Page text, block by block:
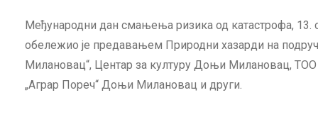
Међународни дан смањења ризика од катастрофа,
обележио је предавањем Природни хазарди на
Милановац“, Центар за културу Доњи Милановац,
„Аграр Пореч“ Доњи Милановац и други.